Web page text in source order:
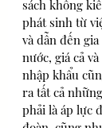
sách không
phát sinh từ
và dẫn đến
nước, giá cả
nhập khẩu
ra tất cả
phải là áp lực